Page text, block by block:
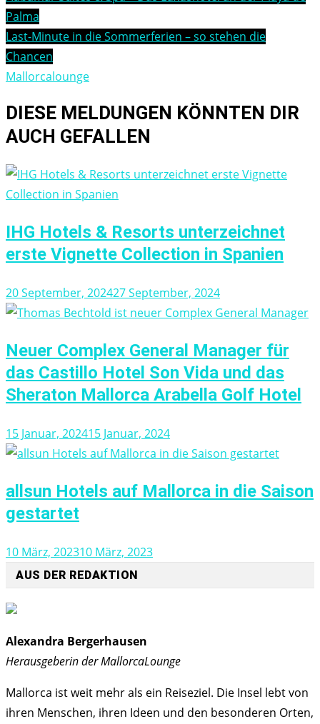
Palma
Last-Minute in die Sommerferien – so stehen die
Chancen
Mallorcalounge
DIESE MELDUNGEN KÖNNTEN DIR
AUCH GEFALLEN
IHG Hotels & Resorts unterzeichnet
erste Vignette Collection in Spanien
20 September, 202427 September, 2024
Neuer Complex General Manager für
das Castillo Hotel Son Vida und das
Sheraton Mallorca Arabella Golf Hotel
15 Januar, 202415 Januar, 2024
allsun Hotels auf Mallorca in die Saison
gestartet
10 März, 202310 März, 2023
AUS DER REDAKTION
Alexandra Bergerhausen
Herausgeberin der MallorcaLounge
Mallorca ist weit mehr als ein Reiseziel. Die Insel lebt von
ihren Menschen, ihren Ideen und den besonderen Orten,